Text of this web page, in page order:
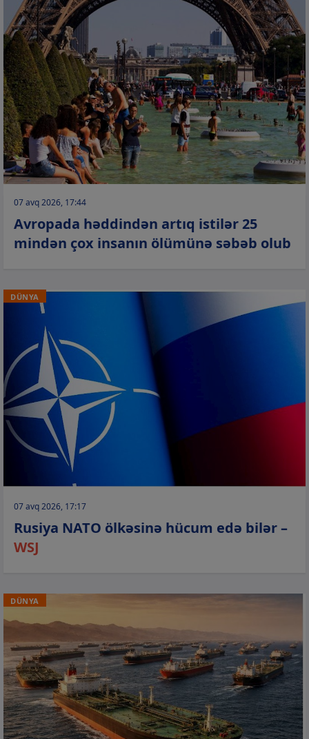
07 avq 2026, 17:44
Avropada həddindən artıq istilər 25
mindən çox insanın ölümünə səbəb olub
DÜNYA
07 avq 2026, 17:17
Rusiya NATO ölkəsinə hücum edə bilər –
WSJ
DÜNYA